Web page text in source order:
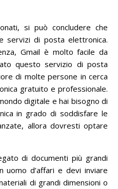
si può concludere che
servizi di posta elettronica.
Gmail è molto facile da
questo servizio di posta
di molte persone in cerca
gratuito e professionale.
digitale e hai bisogno di
in grado di soddisfare le
allora dovresti optare
di documenti più grandi
uomo d’affari e devi inviare
di grandi dimensioni o